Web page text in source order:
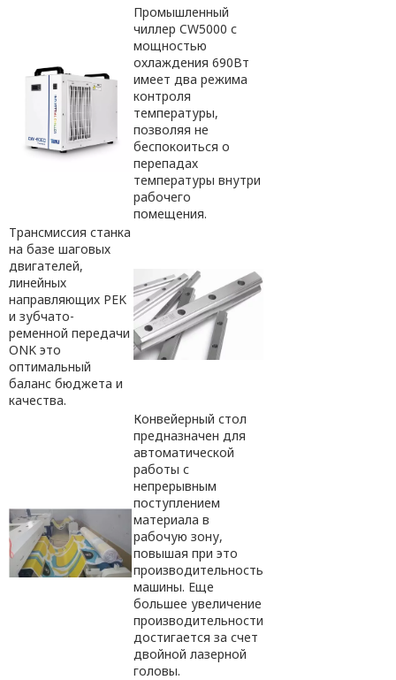
Промышленный
чиллер CW5000 с
мощностью
охлаждения 690Вт
имеет два режима
контроля
температуры,
позволяя не
беспокоиться о
перепадах
температуры внутри
рабочего
помещения.
Трансмиссия станка
на базе шаговых
двигателей,
линейных
направляющих PEK
и зубчато-
ременной передачи
ONK это
оптимальный
баланс бюджета и
качества.
Конвейерный стол
предназначен для
автоматической
работы с
непрерывным
поступлением
материала в
рабочую зону,
повышая при это
производительность
машины. Еще
большее увеличение
производительности
достигается за счет
двойной лазерной
головы.